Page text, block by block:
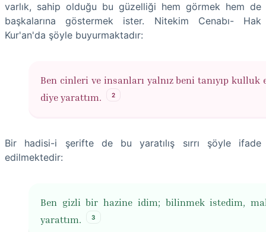
varlık, sahip olduğu bu güzelliği hem görmek hem de
başkalarına göstermek ister. Nitekim Cenabı- Hak
Kur'an'da şöyle buyurmaktadır:
Ben cinleri ve insanları yalnız beni tanıyıp kulluk
diye yarattım.
2
Bir hadisi-i şerifte de bu yaratılış sırrı şöyle ifade
edilmektedir:
Ben gizli bir hazine idim; bilinmek istedim,
yarattım.
3